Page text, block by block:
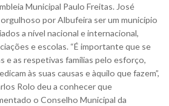
Municipal Paulo Freitas. José
por Albufeira ser um município
a nível nacional e internacional,
e escolas. “É importante que se
e as respetivas famílias pelo esforço,
às suas causas e àquilo que fazem”,
Rolo deu a conhecer que
o Conselho Municipal da